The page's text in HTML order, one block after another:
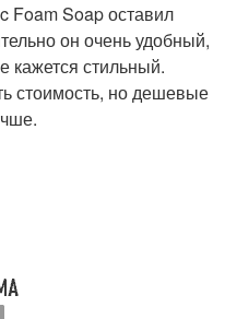
Foam Soap оставил
он очень удобный,
кажется стильный.
стоимость, но дешевые